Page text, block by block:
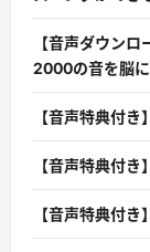
【音声ダウン
2000の音を脳
【音声特典付
【音声特典付
【音声特典付